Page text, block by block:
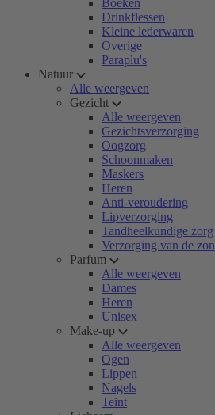
Boeken
Drinkflessen
Kleine lederwaren
Overige
Paraplu's
Natuur
Alle weergeven
Gezicht
Alle weergeven
Gezichtsverzorging
Oogzorg
Schoonmaken
Maskers
Heren
Anti-veroudering
Lipverzorging
Tandheelkundige zorg
Verzorging van de zon
Parfum
Alle weergeven
Dames
Heren
Unisex
Make-up
Alle weergeven
Ogen
Lippen
Nagels
Teint